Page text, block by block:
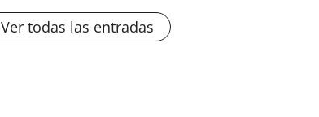
Ver todas las entradas